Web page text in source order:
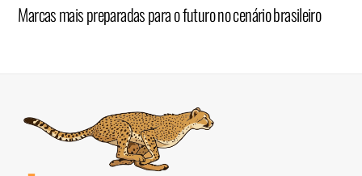
Marcas mais preparadas para o futuro no cenário brasileiro